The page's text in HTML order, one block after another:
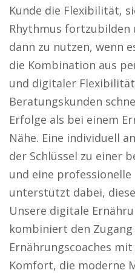
Kunde die Flexibilität,
Rhythmus fortzubilden
dann zu nutzen, wenn
die Kombination aus
und digitaler
Beratungskunden
Erfolge als bei einem
Nähe. Eine individuell
der Schlüssel zu einer
und eine
unterstützt dabei,
Unsere digitale
kombiniert den
Ernährungscoaches
Komfort, die moderne